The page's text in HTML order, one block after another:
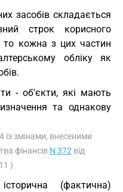
засобів складається
строк корисного
то кожна з цих частин
обліку як
- об'єкти, які мають
та однакову
із змінами, внесеними
фінансів N 372 від
)
(фактична)